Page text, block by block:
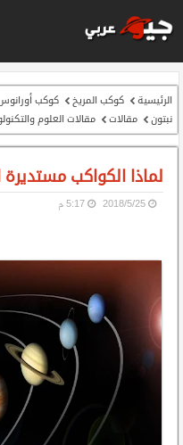
الرئيسية كوكب المريخ كوكب
نبتون
مقالات مقالات العلوم
لماذا الكواكب
25‏/5‏/2018 5:17 م